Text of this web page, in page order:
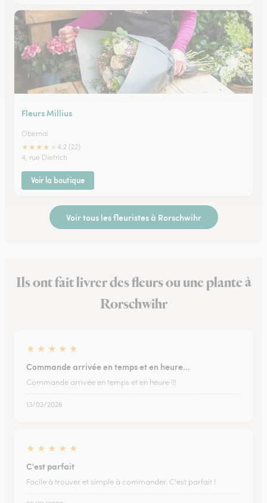
Fleurs Millius
Obernai
★★★★
4.2 (22)
4, rue Dietrich
Voir la boutique
Voir tous les fleuristes à Rorschwihr
Ils ont fait livrer des fleurs ou une plante à
Rorschwihr
★ ★ ★ ★ ★
Commande arrivée en temps et en heure…
Commande arrivée en temps et en heure !!!
13/02/2026
★ ★ ★ ★ ★
C'est parfait
Facile à trouver et simple à commander. C'est parfait !